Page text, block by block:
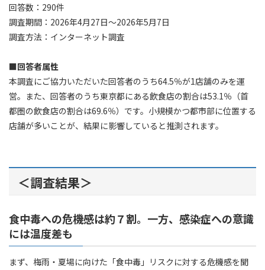
回答数：290件
調査期間：2026年4月27日～2026年5月7日
調査方法：インターネット調査
■回答者属性
本調査にご協力いただいた回答者のうち64.5％が1店舗のみを運
営。また、回答者のうち東京都にある飲食店の割合は53.1％（首
都圏の飲食店の割合は69.6％）です。小規模かつ都市部に位置する
店舗が多いことが、結果に影響していると推測されます。
＜調査結果＞
食中毒への危機感は約７割。一方、感染症への意識
には温度差も
まず、梅雨・夏場に向けた「食中毒」リスクに対する危機感を聞